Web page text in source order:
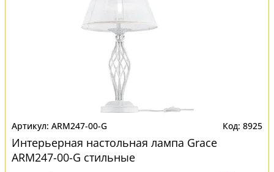
ARM247-00-G 8925
Интерьерная настольная лампа Grace
ARM247-00-G стильные